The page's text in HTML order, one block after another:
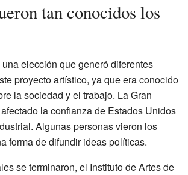
tan conocidos los
elección que generó diferentes
proyecto artístico, ya que era conocido
la sociedad y el trabajo. La Gran
la confianza de Estados Unidos
Algunas personas vieron los
forma de difundir ideas políticas.
se terminaron, el Instituto de Artes de